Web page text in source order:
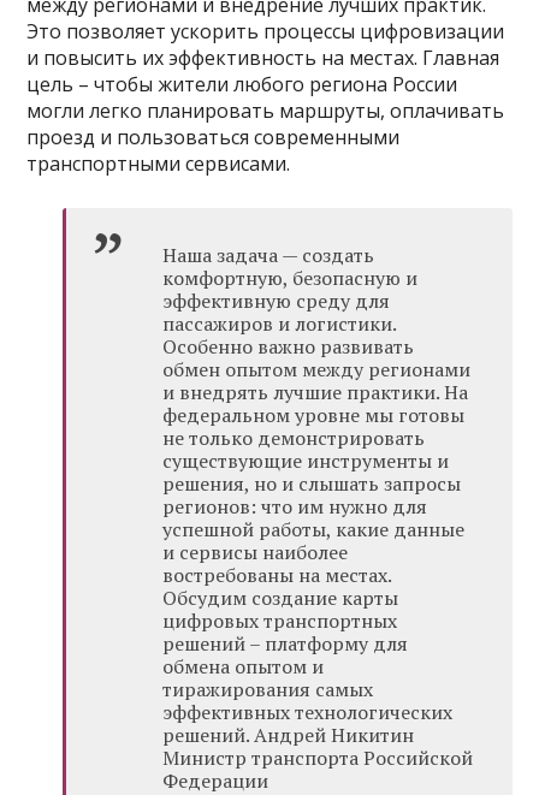
Это позволяет ускорить процессы цифровизации
и повысить их эффективность на местах. Главная
цель – чтобы жители любого региона России
могли легко планировать маршруты, оплачивать
проезд и пользоваться современными
транспортными сервисами.
Наша задача — создать
комфортную, безопасную и
эффективную среду для
пассажиров и логистики.
Особенно важно развивать
обмен опытом между регионами
и внедрять лучшие практики. На
федеральном уровне мы готовы
не только демонстрировать
существующие инструменты и
решения, но и слышать запросы
регионов: что им нужно для
успешной работы, какие данные
и сервисы наиболее
востребованы на местах.
Обсудим создание карты
цифровых транспортных
решений – платформу для
обмена опытом и
тиражирования самых
эффективных технологических
решений. Андрей Никитин
Министр транспорта Российской
Федерации